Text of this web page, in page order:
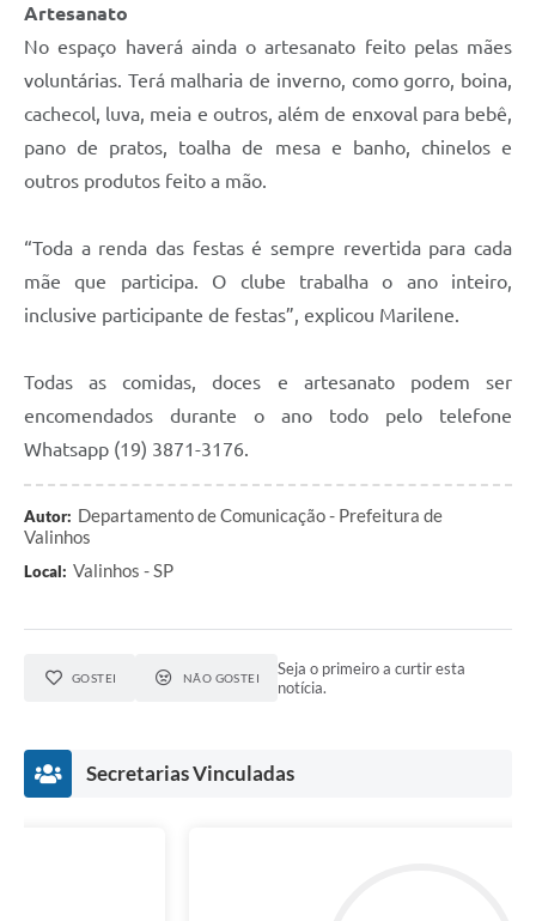
Artesanato
No espaço haverá ainda o artesanato feito pelas mães
voluntárias. Terá malharia de inverno, como gorro, boina,
cachecol, luva, meia e outros, além de enxoval para bebê,
pano de pratos, toalha de mesa e banho, chinelos e
outros produtos feito a mão.
“Toda a renda das festas é sempre revertida para cada
mãe que participa. O clube trabalha o ano inteiro,
inclusive participante de festas”, explicou Marilene.
Todas as comidas, doces e artesanato podem ser
encomendados durante o ano todo pelo telefone
Whatsapp (19) 3871-3176.
Autor: Departamento de Comunicação - Prefeitura de
Valinhos
Local: Valinhos - SP
GOSTEI NÃO GOSTEI
Seja o primeiro a curtir esta
notícia.
Secretarias Vinculadas